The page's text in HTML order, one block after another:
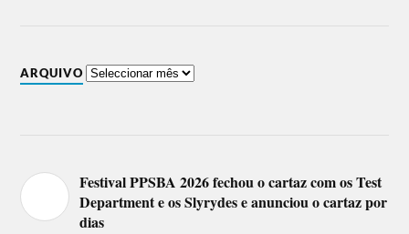
ARQUIVO
Festival PPSBA 2026 fechou o cartaz com os Test
Department e os Slyrydes e anunciou o cartaz por
dias